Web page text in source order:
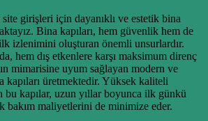
girişleri için dayanıklı ve estetik bina
Bina kapıları, hem güvenlik hem de
izlenimini oluşturan önemli unsurlardır.
hem dış etkenlere karşı maksimum direnç
mimarisine uyum sağlayan modern ve
kapıları üretmektedir. Yüksek kaliteli
bu kapılar, uzun yıllar boyunca ilk günkü
bakım maliyetlerini de minimize eder.